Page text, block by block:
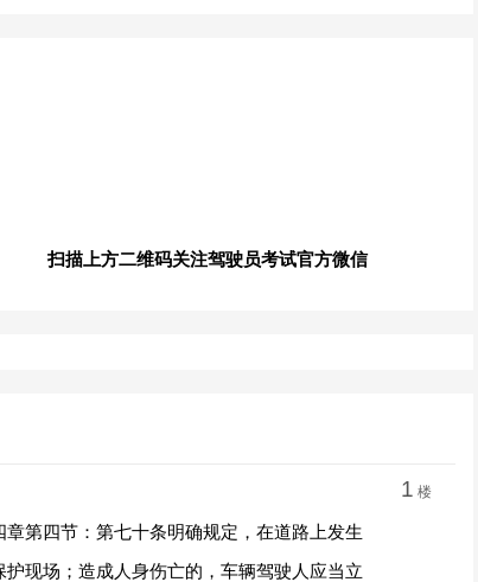
扫描上方二维码关注驾驶员考试官方微信
1 楼
章第四节：第七十条明确规定，在道路上发生
现场；造成人身伤亡的，车辆驾驶人应当立